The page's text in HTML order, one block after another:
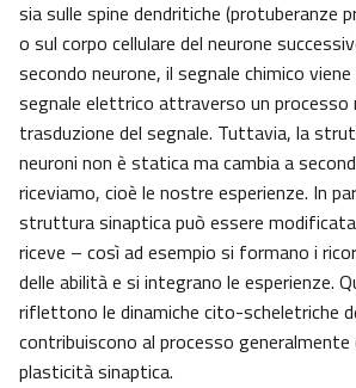
sia sulle spine dendritiche (protuberanze
o sul corpo cellulare del neurone
secondo neurone, il segnale chimico
segnale elettrico attraverso un processo
trasduzione del segnale. Tuttavia, la
neuroni non è statica ma cambia a
riceviamo, cioè le nostre esperienze. In
struttura sinaptica può essere modificata
riceve – così ad esempio si formano i
delle abilità e si integrano le esperienze.
riflettono le dinamiche cito-scheletriche
contribuiscono al processo
plasticità sinaptica.